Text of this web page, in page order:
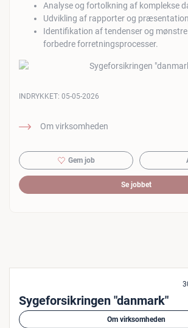
Analyse og fortolkning af komplekse
Udvikling af rapporter og
Identifikation af tendenser og
forbedre forretningsprocesser.
Om virksomheden
INDRYKKET: 05-05-2026
Gem job
Se jobbet
Sygeforsikringen "danmark"
Om virksomheden